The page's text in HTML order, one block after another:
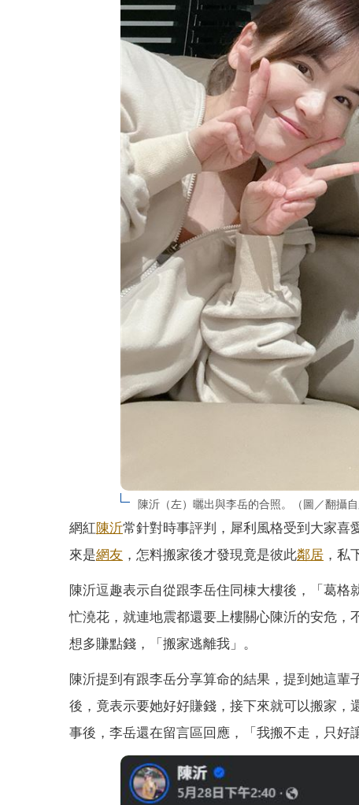
陳沂（左）曬出與李岳的合照。（圖／翻攝自
網紅陳沂常針對時事評判，犀利風格受到大家喜
來是網友 ，怎料搬家後才發現竟是彼此鄰居 ，私
陳沂逗趣表示自從跟李岳住同棟大樓後，「葛
忙澆花，就連地震都還要上樓關心陳沂的安危
想多賺點錢，「搬家逃離我」。
陳沂提到有跟李岳分享算命的結果，提到她這
後，竟表示要她好好賺錢，接下來就可以搬家，
事後，李岳還在留言區回應，「我搬不走，只好